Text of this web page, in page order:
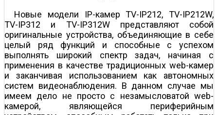
Новые модели IP-камер TV-IP212, TV-IP212W,
TV-IP312 и TV-IP312W представляют собой
оригинальные устройства, объединяющие в себе
целый ряд функций и способные с успехом
выполнять широкий спектр задач, начиная с
применения в качестве традиционных web-камер
и заканчивая использованием как автономных
систем видеонаблюдения. В данном случае мы
имеем дело не просто с незамысловатой web-
камерой, являющейся периферийным